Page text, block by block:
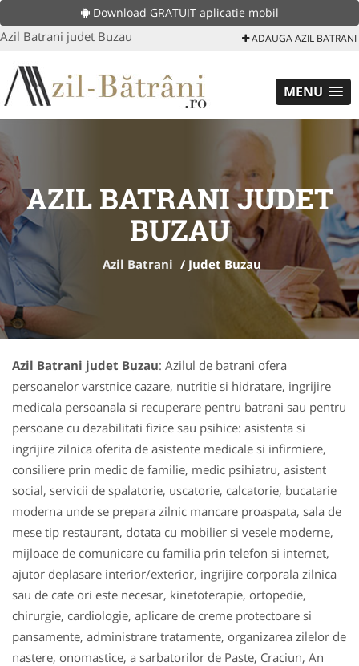
Download GRATUIT aplicatie mobil
Azil Batrani judet Buzau ADAUGA AZIL BATRANI
MENU
AZIL BATRANI JUDET
BUZAU
Azil Batrani / Judet Buzau
Azil Batrani judet Buzau: Azilul de batrani ofera
persoanelor varstnice cazare, nutritie si hidratare, ingrijire
medicala persoanala si recuperare pentru batrani sau pentru
persoane cu dezabilitati fizice sau psihice: asistenta si
ingrijire zilnica oferita de asistente medicale si infirmiere,
consiliere prin medic de familie, medic psihiatru, asistent
social, servicii de spalatorie, uscatorie, calcatorie, bucatarie
moderna unde se prepara zilnic mancare proaspata, sala de
mese tip restaurant, dotata cu mobilier si vesele moderne,
mijloace de comunicare cu familia prin telefon si internet,
ajutor deplasare interior/exterior, ingrijire corporala zilnica
sau de cate ori este necesar, kinetoterapie, ortopedie,
chirurgie, cardiologie, aplicare de creme protectoare si
pansamente, administrare tratamente, organizarea zilelor de
nastere, onomastice, a sarbatorilor de Paste, Craciun, An